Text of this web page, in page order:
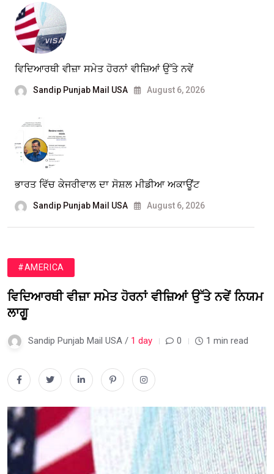
ਵਿਦਿਆਰਥੀ ਵੀਜ਼ਾ ਸਮੇਤ ਹੋਰਨਾਂ ਵੀਜ਼ਿਆਂ ਉੱਤੇ ਨਵੇਂ
Sandip Punjab Mail USA August 6, 2026
ਭਾਰਤ ਵਿੱਚ ਕੇਜਰੀਵਾਲ ਦਾ ਸੋਸ਼ਲ ਮੀਡੀਆ ਅਕਾਊਂਟ
Sandip Punjab Mail USA August 6, 2026
#AMERICA
ਵਿਦਿਆਰਥੀ ਵੀਜ਼ਾ ਸਮੇਤ ਹੋਰਨਾਂ ਵੀਜ਼ਿਆਂ ਉੱਤੇ ਨਵੇਂ ਨਿਯਮ
ਲਾਗੂ
Sandip Punjab Mail USA / 1 day 0 1 min read